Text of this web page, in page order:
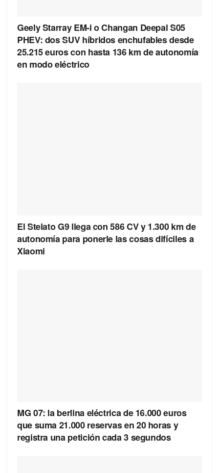
Geely Starray EM-i o Changan Deepal S05
PHEV: dos SUV híbridos enchufables desde
25.215 euros con hasta 136 km de autonomía
en modo eléctrico
El Stelato G9 llega con 586 CV y 1.300 km de
autonomía para ponerle las cosas difíciles a
Xiaomi
MG 07: la berlina eléctrica de 16.000 euros
que suma 21.000 reservas en 20 horas y
registra una petición cada 3 segundos